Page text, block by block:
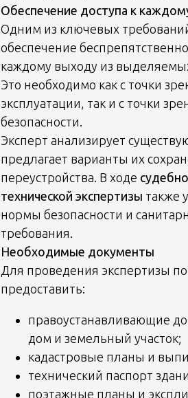
Обеспечение доступа к
Одним из ключевых
обеспечение
каждому выходу из
Это необходимо как с точки
эксплуатации, так и с точки
безопасности.
Эксперт анализирует
предлагает варианты их
переустройства. В ходе
технической экспертизы также
нормы безопасности и
требования.
Необходимые документы
Для проведения экспертизы
предоставить:
правоустанавливающие
дом и земельный участок;
кадастровые планы и
технический паспорт
поэтажные планы и